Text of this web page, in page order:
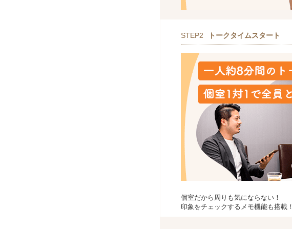
STEP2 トークタイムスタート
個室だから周りも気にならない！
印象をチェックするメモ機能も搭載！